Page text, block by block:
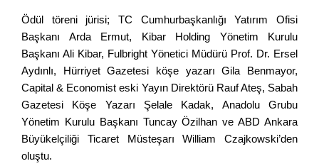
Ödül töreni jürisi; TC Cumhurbaşkanlığı Yatırım Ofisi
Başkanı Arda Ermut, Kibar Holding Yönetim Kurulu
Başkanı Ali Kibar, Fulbright Yönetici Müdürü Prof. Dr. Ersel
Aydınlı, Hürriyet Gazetesi köşe yazarı Gila Benmayor,
Capital & Economist eski Yayın Direktörü Rauf Ateş, Sabah
Gazetesi Köşe Yazarı Şelale Kadak, Anadolu Grubu
Yönetim Kurulu Başkanı Tuncay Özilhan ve ABD Ankara
Büyükelçiliği Ticaret Müsteşarı William Czajkowski’den
oluştu.